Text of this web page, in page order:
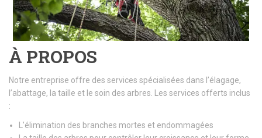
À PROPOS
Notre entreprise offre des services spécialisées dans l’élagage,
l’abattage, la taille et le soin des arbres. Les services offerts inclus
:
L’élimination des branches mortes et endommagées